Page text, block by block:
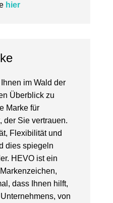
hier
im Wald der
Überblick zu
Marke für
der Sie vertrauen.
Flexibilität und
dies spiegeln
HEVO ist ein
dass Ihnen hilft,
von